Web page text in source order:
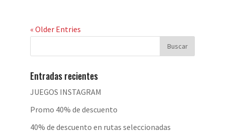
« Older Entries
Entradas recientes
JUEGOS INSTAGRAM
Promo 40% de descuento
40% de descuento en rutas seleccionadas